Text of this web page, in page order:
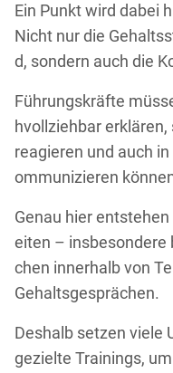
Ein Punkt wird dabei
Nicht nur die
d, sondern auch die
Führungskräfte
hvollziehbar
reagieren und auch
ommunizieren
Genau hier
eiten – insbesondere
chen innerhalb von
Gehaltsgesprächen.
Deshalb setzen viele
gezielte Trainings,